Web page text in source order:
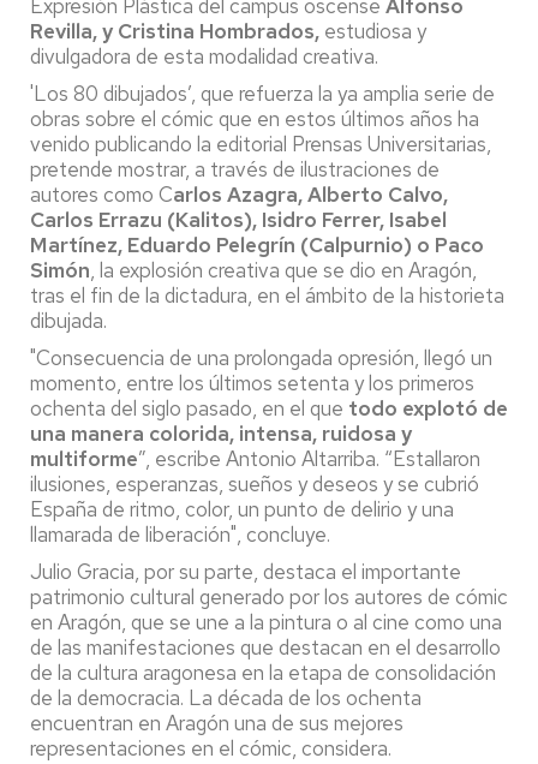
Expresión Plástica del campus oscense Alfonso
Revilla, y Cristina Hombrados, estudiosa y
divulgadora de esta modalidad creativa.
'Los 80 dibujados’, que refuerza la ya amplia serie de
obras sobre el cómic que en estos últimos años ha
venido publicando la editorial Prensas Universitarias,
pretende mostrar, a través de ilustraciones de
autores como Carlos Azagra, Alberto Calvo,
Carlos Errazu (Kalitos), Isidro Ferrer, Isabel
Martínez, Eduardo Pelegrín (Calpurnio) o Paco
Simón, la explosión creativa que se dio en Aragón,
tras el fin de la dictadura, en el ámbito de la historieta
dibujada.
"Consecuencia de una prolongada opresión, llegó un
momento, entre los últimos setenta y los primeros
ochenta del siglo pasado, en el que todo explotó de
una manera colorida, intensa, ruidosa y
multiforme”, escribe Antonio Altarriba. “Estallaron
ilusiones, esperanzas, sueños y deseos y se cubrió
España de ritmo, color, un punto de delirio y una
llamarada de liberación", concluye.
Julio Gracia, por su parte, destaca el importante
patrimonio cultural generado por los autores de cómic
en Aragón, que se une a la pintura o al cine como una
de las manifestaciones que destacan en el desarrollo
de la cultura aragonesa en la etapa de consolidación
de la democracia. La década de los ochenta
encuentran en Aragón una de sus mejores
representaciones en el cómic, considera.